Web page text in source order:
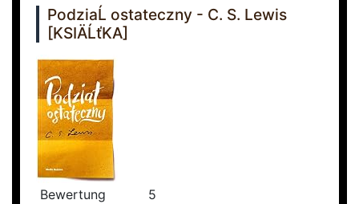
PodziaĹ ostateczny - C. S. Lewis
[KSIÄĹťKA]
Bewertung
5